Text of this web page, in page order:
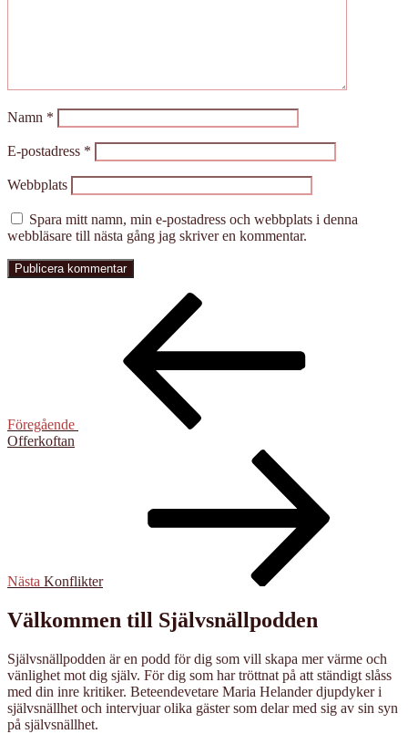
Namn *
E-postadress *
Webbplats
Spara mitt namn, min e-postadress och webbplats i denna
webbläsare till nästa gång jag skriver en kommentar.
Inläggsnavigering
Föregående
Offerkoftan
Nästa Konflikter
Välkommen till Självsnällpodden
Självsnällpodden är en podd för dig som vill skapa mer värme och
vänlighet mot dig själv. För dig som har tröttnat på att ständigt slåss
med din inre kritiker. Beteendevetare Maria Helander djupdyker i
självsnällhet och intervjuar olika gäster som delar med sig av sin syn
på självsnällhet.